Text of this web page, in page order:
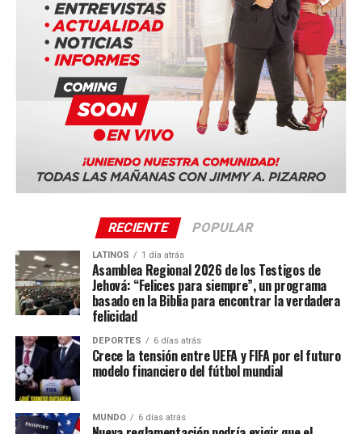
RECIENTE POPULAR
LATINOS 1 día atrás
Asamblea Regional 2026 de los Testigos de
Jehová: “Felices para siempre”, un programa
basado en la Biblia para encontrar la verdadera
felicidad
DEPORTES 6 días atrás
Crece la tensión entre UEFA y FIFA por el futuro
modelo financiero del fútbol mundial
MUNDO 6 días atrás